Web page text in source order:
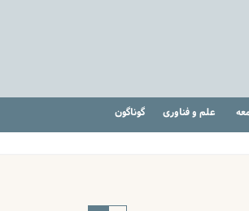
علم و فناوری گوناگون